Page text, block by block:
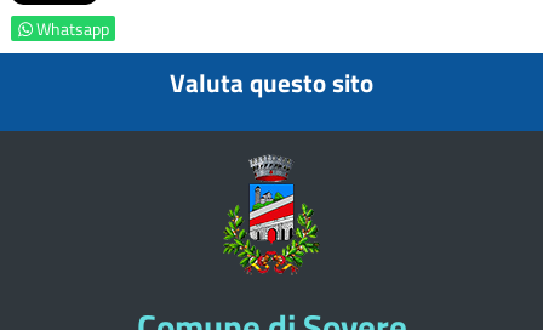
Whatsapp
Valuta questo sito